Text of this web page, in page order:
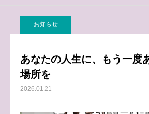
お知らせ
あなたの人生に、もう一度
場所を
2026.01.21
料金
TOP